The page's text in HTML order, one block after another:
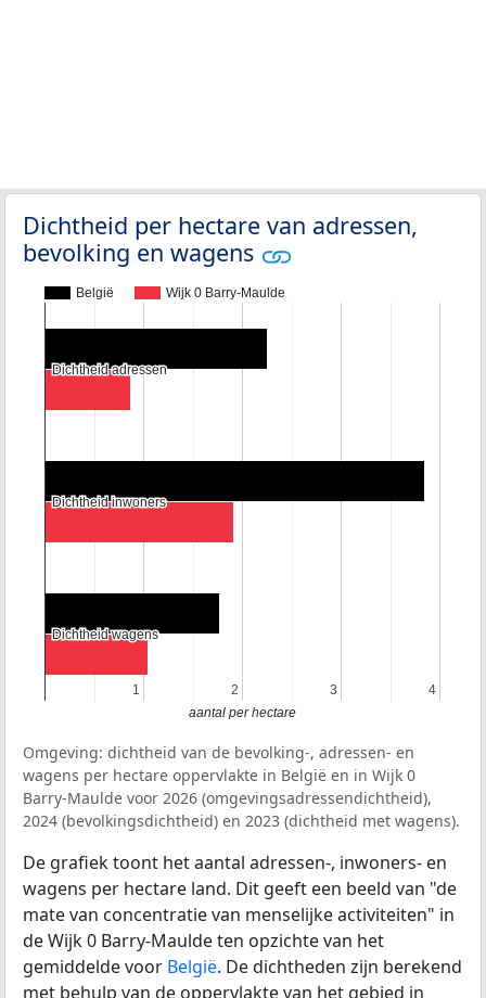
Dichtheid per hectare van adressen,
bevolking en wagens
België Wijk 0 Barry-Maulde
1
1 2
2 3
3 4
4
Dichtheid adressen
Dichtheid adressen
Dichtheid inwoners
Dichtheid inwoners
Dichtheid wagens
Dichtheid wagens
aantal per hectare
Omgeving: dichtheid van de bevolking-, adressen- en
wagens per hectare oppervlakte in België en in Wijk 0
Barry-Maulde voor 2026 (omgevingsadressendichtheid),
2024 (bevolkingsdichtheid) en 2023 (dichtheid met wagens).
De grafiek toont het aantal adressen-, inwoners- en
wagens per hectare land. Dit geeft een beeld van "de
mate van concentratie van menselijke activiteiten" in
de Wijk 0 Barry-Maulde ten opzichte van het
gemiddelde voor België. De dichtheden zijn berekend
met behulp van de oppervlakte van het gebied in